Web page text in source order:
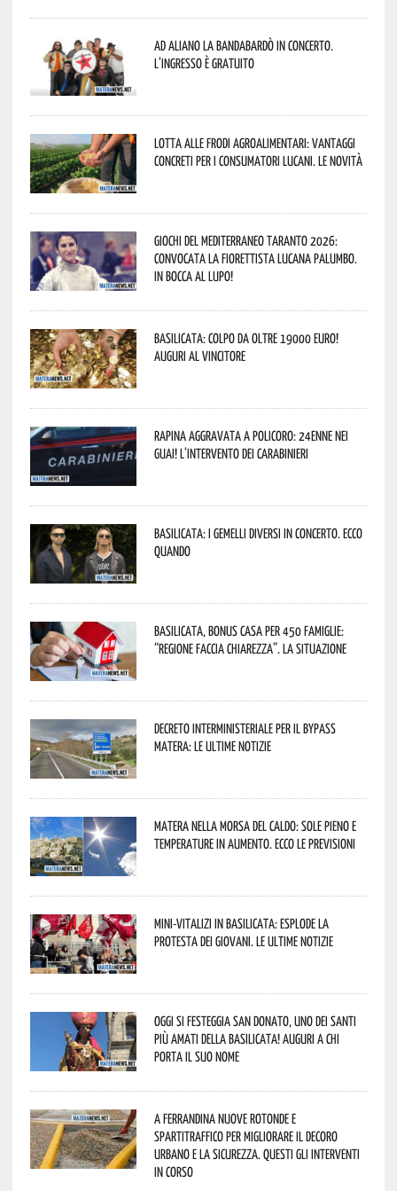
Ad Aliano la Bandabardò in concerto.
L’ingresso è gratuito
Lotta alle frodi agroalimentari: vantaggi
concreti per i consumatori lucani. Le novità
Giochi del Mediterraneo Taranto 2026:
convocata la fiorettista lucana Palumbo.
In bocca al lupo!
Basilicata: colpo da oltre 19000 Euro!
Auguri al vincitore
Rapina aggravata a Policoro: 24enne nei
guai! L’intervento dei Carabinieri
Basilicata: i Gemelli DiVersi in concerto. Ecco
quando
Basilicata, Bonus casa per 450 famiglie:
“Regione faccia chiarezza”. La situazione
Decreto interministeriale per il Bypass
Matera: le ultime notizie
Matera nella morsa del caldo: sole pieno e
temperature in aumento. Ecco le previsioni
Mini-vitalizi in Basilicata: esplode la
protesta dei giovani. Le ultime notizie
Oggi si festeggia San Donato, uno dei Santi
più amati della Basilicata! Auguri a chi
porta il suo nome
A Ferrandina nuove rotonde e
spartitraffico per migliorare il decoro
urbano e la sicurezza. Questi gli interventi
in corso